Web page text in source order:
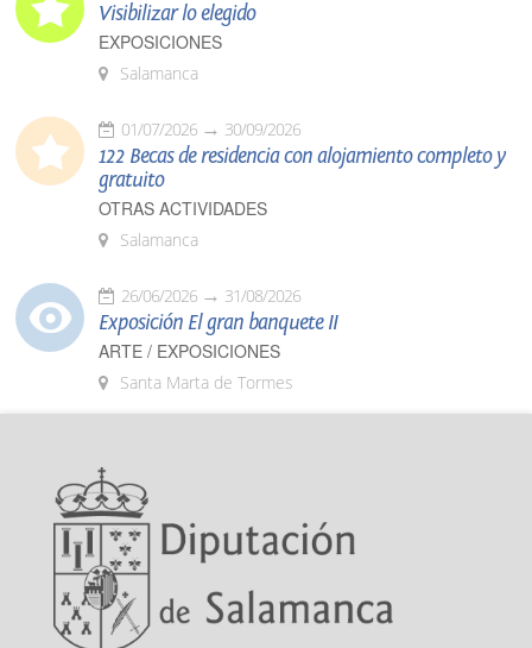
Visibilizar lo elegido
EXPOSICIONES
Salamanca
01/07/2026 30/09/2026
122 Becas de residencia con alojamiento completo y
gratuito
OTRAS ACTIVIDADES
Salamanca
26/06/2026 31/08/2026
Exposición El gran banquete II
ARTE / EXPOSICIONES
Santa Marta de Tormes